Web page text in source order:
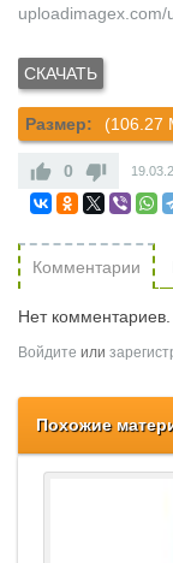
Размер: (106.27
0
Комментарии
Нет
Войдите или
Похожие